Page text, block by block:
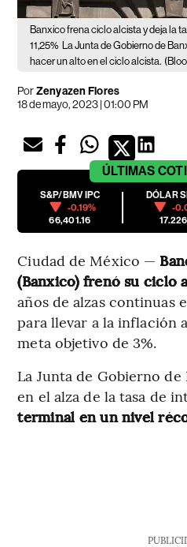
Banxico frena ciclo alcista y deja la
11,25%
La Junta de Gobierno de
hacer un alto en el ciclo alcista.
PorZenyazen Flores
18 de mayo, 2023 | 01:00 PM
ÚLTIMAS
S&P/BMV IPC
-0.19%
66,401.16
DÓLAR
-
Ciudad de México —
(Banxico) frenó su ciclo
años de alzas continuas
para llevar a la inflación
meta objetivo de 3%.
La Junta de Gobierno
en el alza de la tasa de
terminal en un nivel